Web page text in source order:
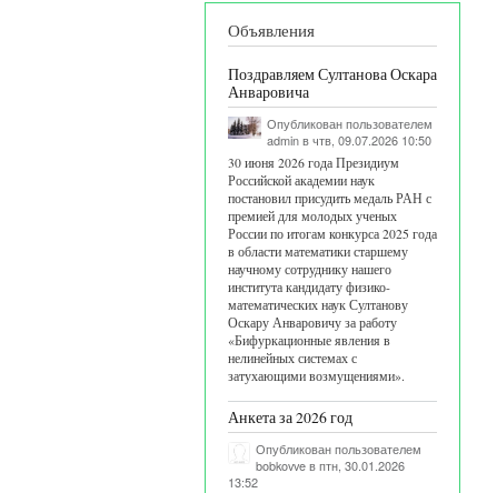
Объявления
Поздравляем Султанова Оскара
Анваровича
Опубликован пользователем
adminв чтв, 09.07.2026 10:50
30 июня 2026 года Президиум
Российской академии наук
постановил присудить медаль РАН с
премией для молодых ученых
России по итогам конкурса 2025 года
в области математики старшему
научному сотруднику нашего
института кандидату физико-
математических наук Султанову
Оскару Анваровичу за работу
«Бифуркационные явления в
нелинейных системах с
затухающими возмущениями».
Анкета за 2026 год
Опубликован пользователем
bobkovveв птн, 30.01.2026
13:52